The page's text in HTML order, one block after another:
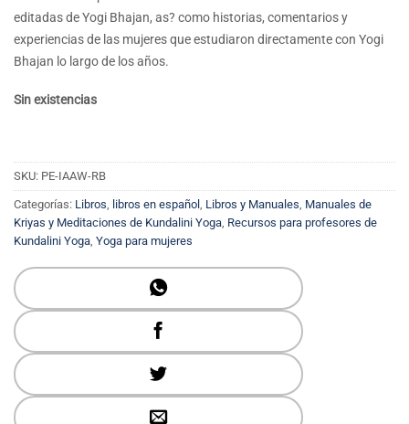
editadas de Yogi Bhajan, as? como historias, comentarios y
experiencias de las mujeres que estudiaron directamente con Yogi
Bhajan lo largo de los años.
Sin existencias
SKU: PE-IAAW-RB
Categorías: Libros, libros en español , Libros y Manuales, Manuales de
Kriyas y Meditaciones de Kundalini Yoga, Recursos para profesores de
Kundalini Yoga, Yoga para mujeres